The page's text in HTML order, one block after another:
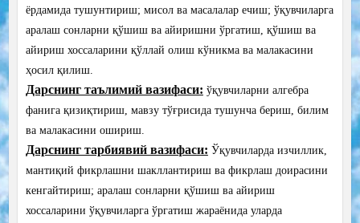
ёрдамида тушунтириш; мисол ва масалалар ечиш; ўқувчиларга
аралаш сонларни қўшиш ва айиришни ўргатиш, қўшиш ва
айириш хоссаларини қўллай олиш кўникма ва малакасини
ҳосил қилиш.
Дарснинг таълимий вазифаси: ўқувчиларни алгебра
фанига қизиқтириш, мавзу тўғрисида тушунча бериш, билим
ва малакасини ошириш.
Дарснинг тарбиявий вазифаси: Ўқувчиларда изчиллик,
мантиқий фикрлашни шакллантириш ва фикрлаш доирасини
кенгайтириш; аралаш сонларни қўшиш ва айириш
хоссаларини ўқувчиларга ўргатиш жараёнида уларда